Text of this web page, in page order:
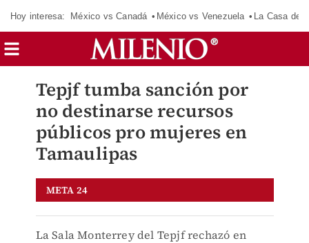
Hoy interesa: México vs Canadá México vs Venezuela La Casa de
Tepjf tumba sanción por
no destinarse recursos
públicos pro mujeres en
Tamaulipas
META 24
La Sala Monterrey del Tepjf rechazó en